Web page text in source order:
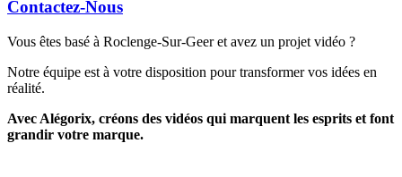
Contactez-Nous
Vous êtes basé à Roclenge-Sur-Geer et avez un projet vidéo ?
Notre équipe est à votre disposition pour transformer vos idées en
réalité.
Avec Alégorix, créons des vidéos qui marquent les esprits et font
grandir votre marque.